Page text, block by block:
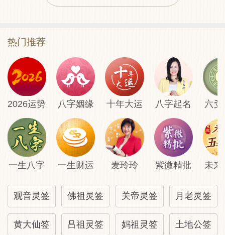
寻人→杳
公讼→亏
移徙→吉
失物→西方
疾病→有惊
山坟→平平
热门推荐
2026运势 八字姻缘 十年大运 八字起名 六爻
一生八字 一生财运 麦玲玲 紫微精批 未来
观音灵签 佛祖灵签 关帝灵签 月老灵签
黄大仙签 吕祖灵签 妈祖灵签 土地公签